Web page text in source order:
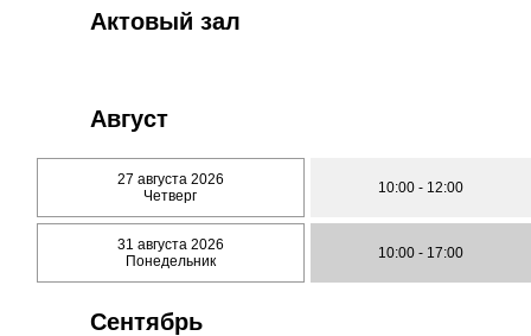
Актовый зал
Август
27 августа 2026
Четверг
10:00 - 12:00
31 августа 2026
Понедельник
10:00 - 17:00
Сентябрь